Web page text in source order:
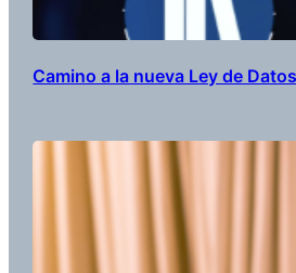
Camino a la nueva Ley de